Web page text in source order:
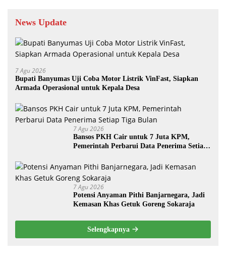
News Update
7 Agu 2026
Bupati Banyumas Uji Coba Motor Listrik VinFast, Siapkan
Armada Operasional untuk Kepala Desa
7 Agu 2026
Bansos PKH Cair untuk 7 Juta KPM,
Pemerintah Perbarui Data Penerima Setiap
7 Agu 2026
Potensi Anyaman Pithi Banjarnegara, Jadi
Kemasan Khas Getuk Goreng Sokaraja
Selengkapnya